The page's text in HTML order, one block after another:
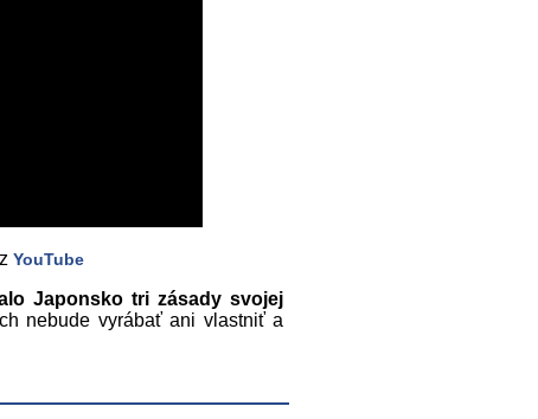
YouTube
Japonsko tri zásady svojej
nebude vyrábať ani vlastniť a